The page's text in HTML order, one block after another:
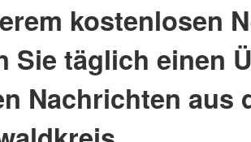
kostenlosen
Sie täglich einen
Nachrichten aus